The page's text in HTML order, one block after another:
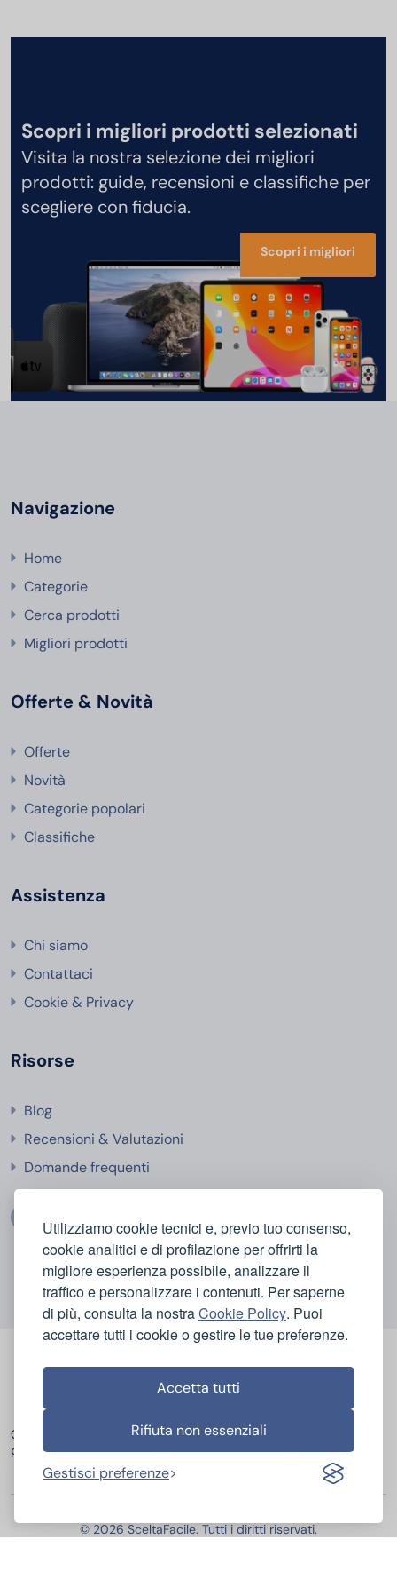
Utilizziamo cookie tecnici e, previo tuo consenso,
cookie analitici e di profilazione per offrirti la
migliore esperienza possibile, analizzare il
traffico e personalizzare i contenuti. Per saperne
di più, consulta la nostraCookie Policy. Puoi
accettare tutti i cookie o gestire le tue preferenze.
Accetta tutti
Rifiuta non essenziali
Gestisci preferenze
Scopri i migliori prodotti selezionati
Visita la nostra selezione dei migliori
prodotti: guide, recensioni e classifiche per
scegliere con fiducia.
Scopri i migliori
Navigazione
Home
Categorie
Cerca prodotti
Migliori prodotti
Offerte & Novità
Offerte
Novità
Categorie popolari
Classifiche
Assistenza
Chi siamo
Contattaci
Cookie & Privacy
Risorse
Blog
Recensioni & Valutazioni
Domande frequenti
Categorie
popolari
Casa e Igiene
Bellezza e Cura del Corpo
Elettrodomestici
Sport e Tempo Libero
Elettronica
© 2026 SceltaFacile. Tutti i diritti riservati.